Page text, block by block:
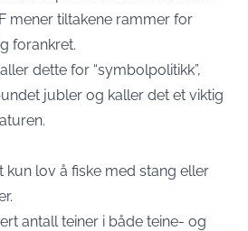
mener tiltakene rammer for
forankret.
dette for “symbolpolitikk”,
jubler og kaller det et viktig
kun lov å fiske med stang eller
antall teiner i både teine- og